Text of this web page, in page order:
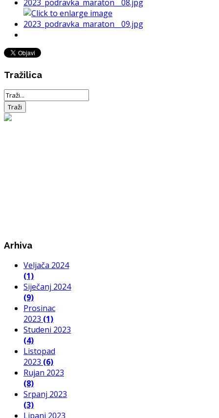
Tražilica
Arhiva
Veljača 2024
(1)
Siječanj 2024
(9)
Prosinac
2023 (1)
Studeni 2023
(4)
Listopad
2023 (6)
Rujan 2023
(8)
Srpanj 2023
(3)
Lipanj 2023